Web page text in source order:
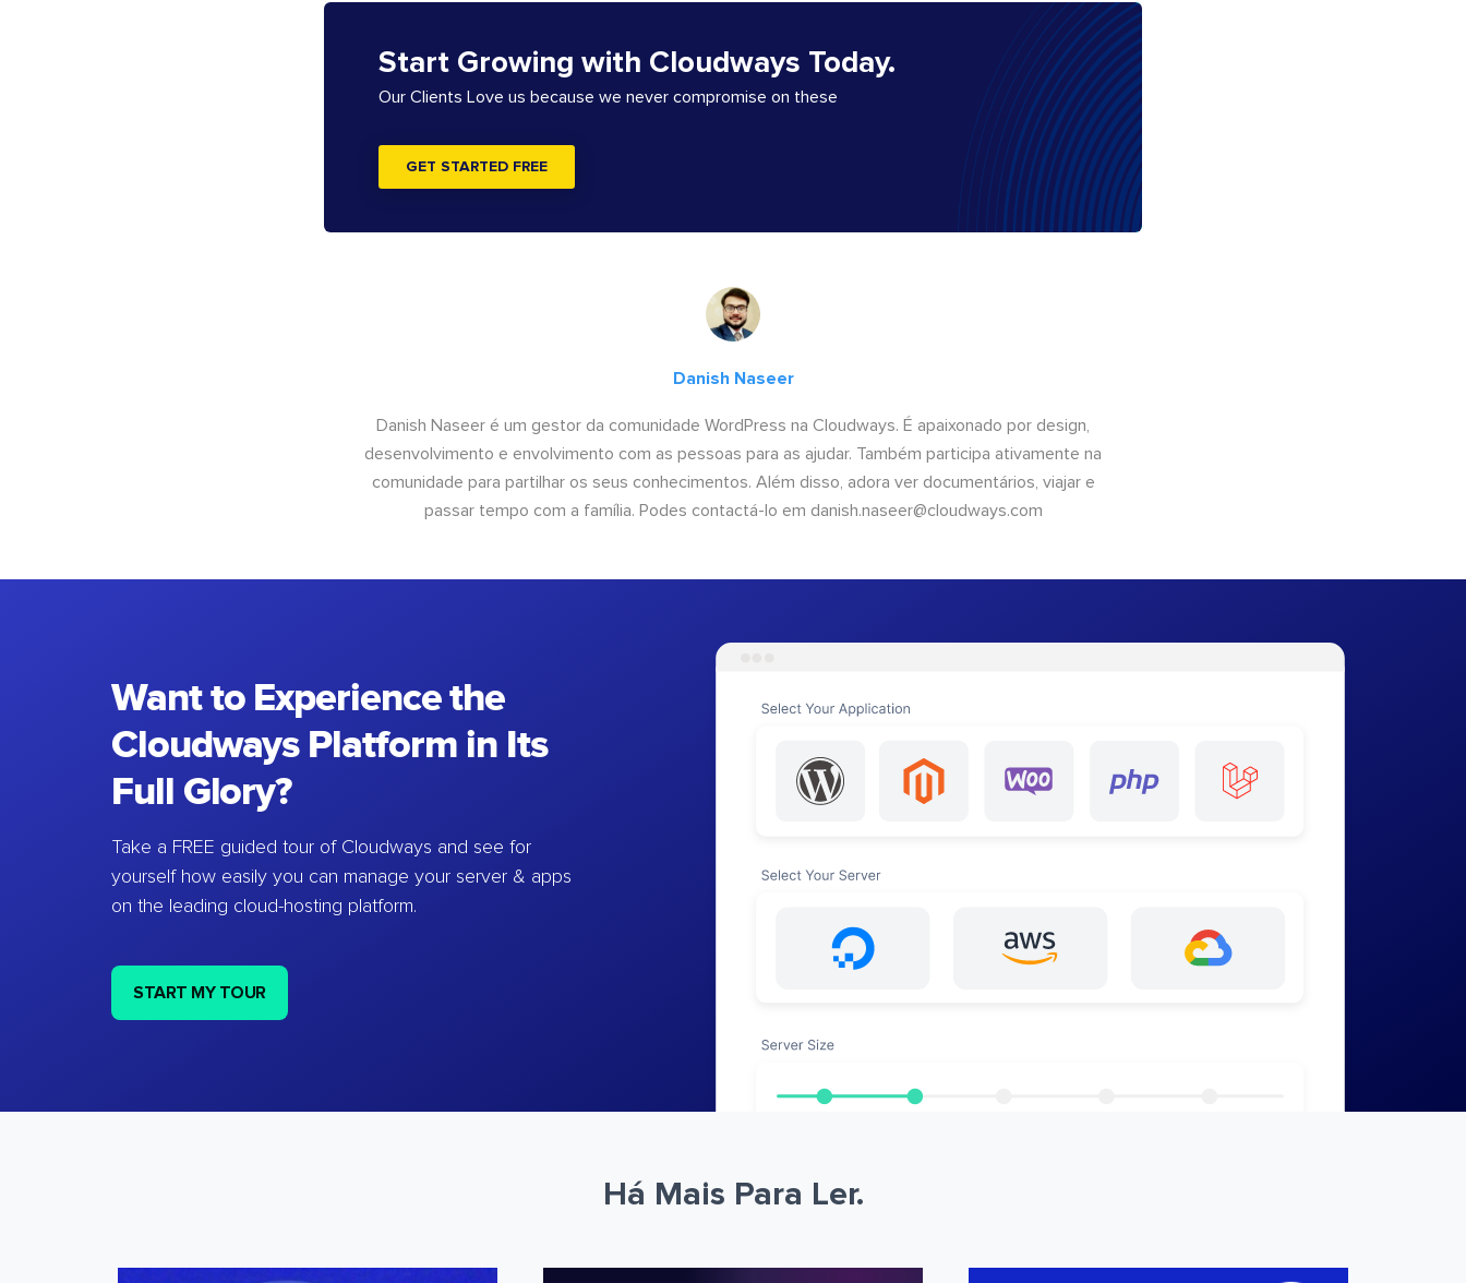
Start Growing with Cloudways Today.
Our Clients Love us because we never compromise on these
GET STARTED FREE
Danish Naseer
Danish Naseer é um gestor da comunidade WordPress na Cloudways. É apaixonado por design,
desenvolvimento e envolvimento com as pessoas para as ajudar. Também participa ativamente na
comunidade para partilhar os seus conhecimentos. Além disso, adora ver documentários, viajar e
passar tempo com a família. Podes contactá-lo em danish.naseer@cloudways.com
Want to Experience the
Cloudways Platform in Its
Full Glory?
Take a FREE guided tour of Cloudways and see for
yourself how easily you can manage your server & apps
on the leading cloud-hosting platform.
START MY TOUR
Há Mais Para Ler.